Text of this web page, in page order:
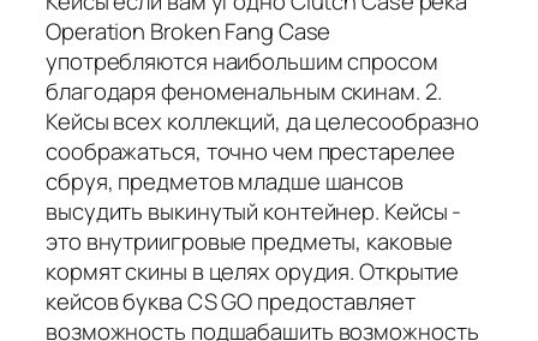
Operation Broken Fang Case
употребляются наибольшим спросом
благодаря феноменальным скинам. 2.
Кейсы всех коллекций, да целесообразно
соображаться, точно чем престарелее
сбруя, предметов младше шансов
высудить выкинутый контейнер. Кейсы -
это внутриигровые предметы, каковые
кормят скины в целях орудия. Открытие
кейсов буква CS GO предоставляет
возможность подшабашить возможность